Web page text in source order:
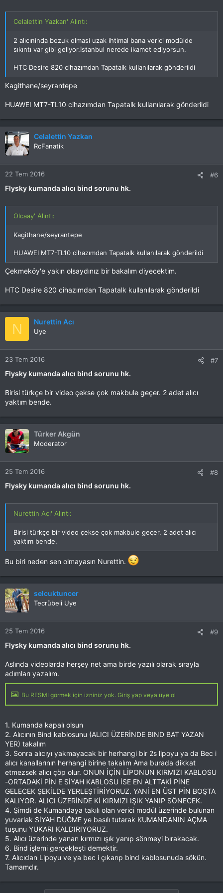
Celalettin Yazkan' Alıntı:
2 alıcıninda bozuk olmasi uzak ihtimal bana verici modülde
sıkıntı var gibi geliyor.İstanbul nerede ikamet ediyorsun.
HTC Desire 820 cihazımdan Tapatalk kullanılarak gönderildi
Kagithane/seyrantepe
HUAWEI MT7-TL10 cihazımdan Tapatalk kullanılarak gönderildi
Celalettin Yazkan
RcFanatik
22 Tem 2016 #6
Flysky kumanda alıcı bind sorunu hk.
Olcaay' Alıntı:
Kagithane/seyrantepe
HUAWEI MT7-TL10 cihazımdan Tapatalk kullanılarak gönderildi
Çekmeköy'e yakın olsaydınız bir bakalım diyecektim.
HTC Desire 820 cihazımdan Tapatalk kullanılarak gönderildi
N Nurettin Acı
Uye
23 Tem 2016 #7
Flysky kumanda alıcı bind sorunu hk.
Birisi türkçe bir video çekse çok makbule geçer. 2 adet alıcı
yaktım bende.
Türker Akgün
Moderator
25 Tem 2016 #8
Flysky kumanda alıcı bind sorunu hk.
Nurettin Acı' Alıntı:
Birisi türkçe bir video çekse çok makbule geçer. 2 adet alıcı
yaktım bende.
Bu biri neden sen olmayasın Nurettin.
selcuktuncer
Tecrübeli Uye
25 Tem 2016 #9
Flysky kumanda alıcı bind sorunu hk.
Aslında videolarda herşey net ama birde yazılı olarak sırayla
adımları yazalım.
Bu RESMİ görmek için izniniz yok. Giriş yap veya üye ol
1. Kumanda kapalı olsun
2. Alıcının Bind kablosunu (ALICI ÜZERİNDE BIND BAT YAZAN
YER) takalım
3. Sonra alıcıyı yakmayacak bir herhangi bir 2s lipoyu ya da Bec i
alıcı kanallarının herhangi birine takalım Ama burada dikkat
etmezsek alıcı çöp olur. ONUN İÇİN LİPONUN KIRMIZI KABLOSU
-ORTADAKİ PİN E SİYAH KABLOSU İSE EN ALTTAKİ PİNE
GELECEK ŞEKİLDE YERLEŞTİRİYORUZ. YANİ EN ÜST PİN BOŞTA
KALIYOR. ALICI ÜZERİNDE Kİ KIRMIZI IŞIK YANIP SÖNECEK.
4. Şimdi de Kumandaya takılı olan verici modül üzerinde bulunan
yuvarlak SİYAH DÜĞME ye basılı tutarak KUMANDANIN AÇMA
tuşunu YUKARI KALDIRIYORUZ.
5. Alıcı üzerinde yanan kırmızı ışık yanıp sönmeyi bırakacak.
6. Bind işlemi gerçekleşti demektir.
7. Alıcıdan Lipoyu ve ya bec i çıkarıp bind kablosunuda sökün.
Tamamdır.